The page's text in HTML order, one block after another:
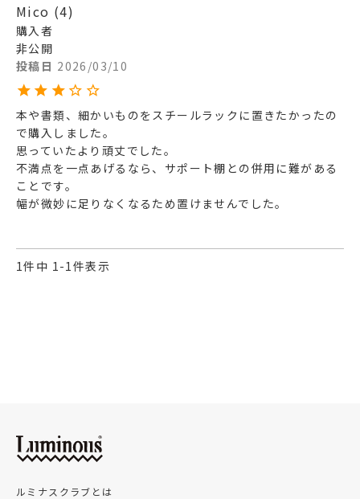
Mico 4
購入者
非公開
投稿日 2026/03/10
本や書類、細かいものをスチールラックに置きたかったの
で購入しました。
思っていたより頑丈でした。
不満点を一点あげるなら、サポート棚との併用に難がある
ことです。
幅が微妙に足りなくなるため置けませんでした。
1件中 1 -1 件表示
ルミナスクラブとは